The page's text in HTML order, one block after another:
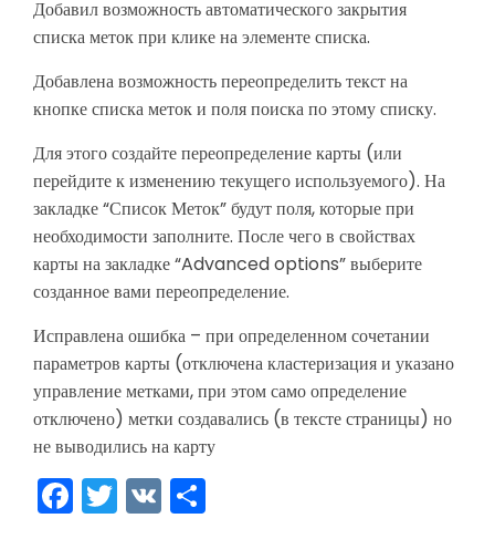
Добавил возможность автоматического закрытия
списка меток при клике на элементе списка.
Добавлена возможность переопределить текст на
кнопке списка меток и поля поиска по этому списку.
Для этого создайте переопределение карты (или
перейдите к изменению текущего используемого). На
закладке “Список Меток” будут поля, которые при
необходимости заполните. После чего в свойствах
карты на закладке “Advanced options” выберите
созданное вами переопределение.
Исправлена ошибка – при определенном сочетании
параметров карты (отключена кластеризация и указано
управление метками, при этом само определение
отключено) метки создавались (в тексте страницы) но
не выводились на карту
Facebook
Twitter
VK